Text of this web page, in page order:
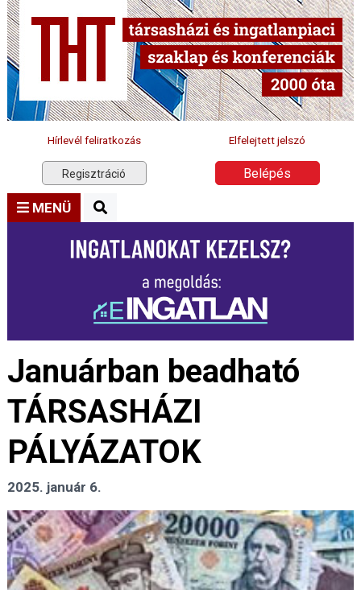
Hírlevél feliratkozás Elfelejtett jelszó
Regisztráció Belépés
MENÜ
Januárban beadható
TÁRSASHÁZI
PÁLYÁZATOK
2025. január 6.